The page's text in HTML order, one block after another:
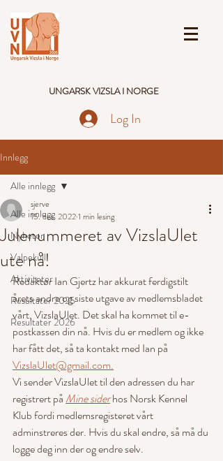
UNGARSK VIZSLA I NORGE
Log In
Innlegg
Alle innlegg
Nyheter
Valpekull
Aktiviteter
Resultater 2025
Resultater 2026
Alle innlegg
Julenummeret av VizslaUlet
ute nå!
sjerve
15. des. 20221 min lesing
Redaktør Ian Gjertz har akkurat ferdigstilt
årets andre og siste utgave av medlemsbladet
vårt, VizslaUlet. Det skal ha kommet til e-
postkassen din nå. Hvis du er medlem og ikke
har fått det, så ta kontakt med Ian på
VizslaUlet@gmail.com.
Vi sender VizslaUlet til den adressen du har
registrert på Mine sider hos Norsk Kennel
Klub fordi medlemsregisteret vårt
adminstreres der. Hvis du skal endre, så må du
logge deg inn der og endre selv.